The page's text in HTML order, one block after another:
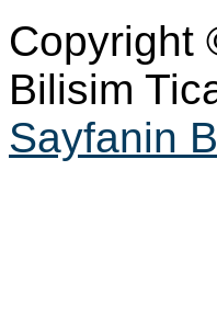
Copyright
Bilisim
Sayfanin